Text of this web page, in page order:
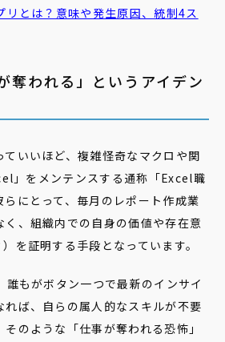
とは？意味や発生原因、統制4ス
われる」というアイデン
いいほど、複雑怪奇なマクロや関
」をメンテンスする通称「Excel職
にとって、毎月のレポート作成業
、組織内での自身の価値や存在意
を証明する手段となっています。
もがボタン一つで最新のインサイ
れば、自らの属人的なスキルが不要
のような「仕事が奪われる恐怖」